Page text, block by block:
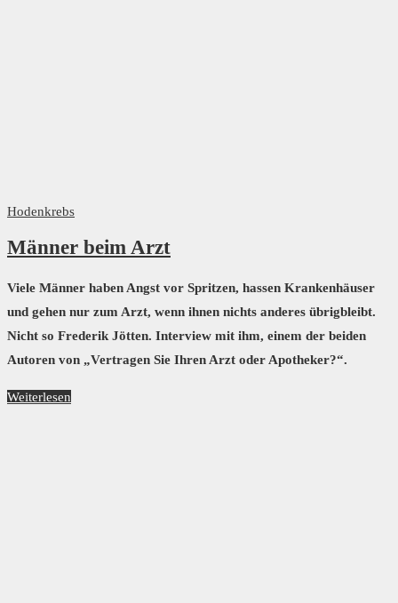
Hodenkrebs
Männer beim Arzt
Viele Männer haben Angst vor Spritzen, hassen Krankenhäuser
und gehen nur zum Arzt, wenn ihnen nichts anderes übrigbleibt.
Nicht so Frederik Jötten. Interview mit ihm, einem der beiden
Autoren von „Vertragen Sie Ihren Arzt oder Apotheker?“.
Weiterlesen